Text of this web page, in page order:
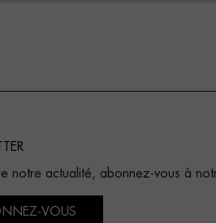
notre actualité, abonnez-vous à
VOUS